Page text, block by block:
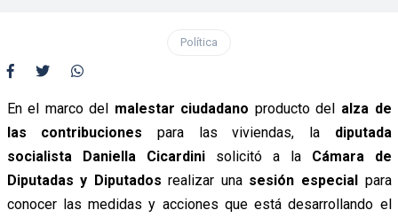
Política
En el marco del malestar ciudadano producto del alza de
las contribuciones para las viviendas, la diputada
socialista Daniella Cicardinisolicitó a la Cámara de
Diputadas y Diputados realizar una sesión especialpara
conocer las medidas y acciones que está desarrollando el